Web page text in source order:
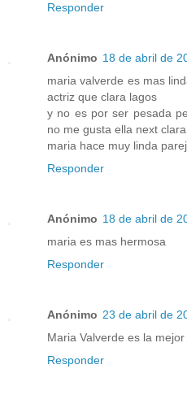
Responder
Anónimo 18 de abril de
maria valverde es mas
actriz que clara lagos
y no es por ser pesada
no me gusta ella next clara
maria hace muy linda
Responder
Anónimo 18 de abril de
maria es mas hermosa
Responder
Anónimo 23 de abril de
Maria Valverde es la
Responder